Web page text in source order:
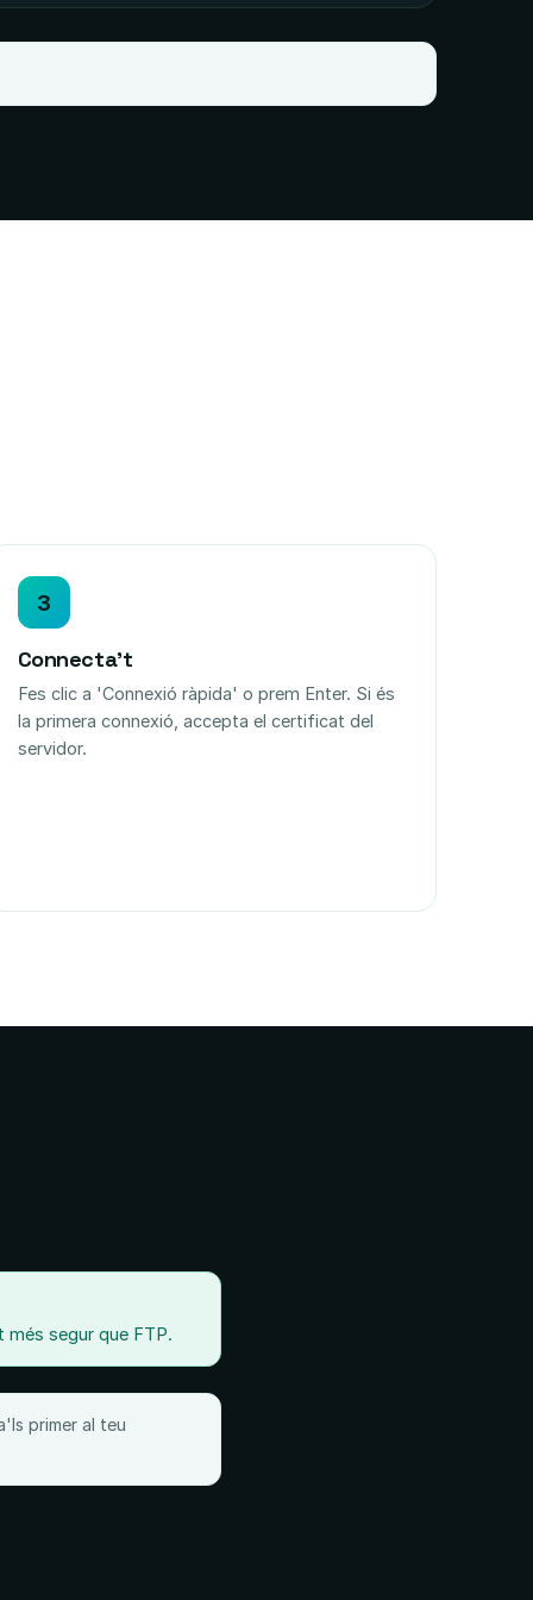
3
Connecta't
Fes clic a 'Connexió ràpida' o prem Enter. Si és
la primera connexió, accepta el certificat del
servidor.
segur que FTP.
primer al teu